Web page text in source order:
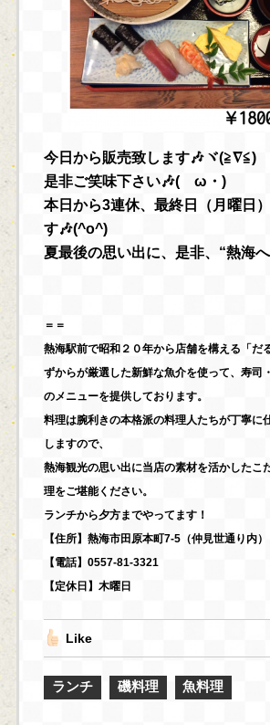
今日から販売致します🎶ヾ(≧∇≦)
是非ご笑味下さい🎶(ゝω・)
本日から3連休、最終日（月曜日
す🎶(^o^)
夏最後の思い出に、是非、“熱海
＝＝
熱海駅前で昭和２０年から店舗を構える「だ
ずからが厳選した新鮮な魚介を使って、寿司
のメニューを提供しております。
料理は腕利きの本格派の料理人たちが丁寧に
しますので、
熱海観光の思い出に当店の素材を活かしたこ
理をご堪能ください。
ランチから夕方までやってます！
【住所】熱海市田原本町7-5（仲見世通り内）
【電話】0557-81-3321
【定休日】木曜日
Like
ランチ 磯料理 魚料理